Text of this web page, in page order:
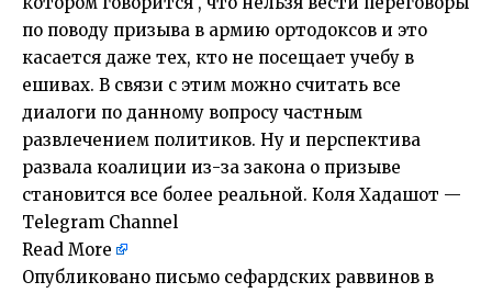
по поводу призыва в армию ортодоксов и это
касается даже тех, кто не посещает учебу в
ешивах. В связи с этим можно считать все
диалоги по данному вопросу частным
развлечением политиков. Ну и перспектива
развала коалиции из-за закона о призыве
становится все более реальной. Коля Хадашот —
Telegram Channel
Read More
Опубликовано письмо сефардских раввинов в